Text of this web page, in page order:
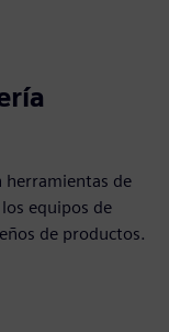
herramientas de
equipos de
de productos.